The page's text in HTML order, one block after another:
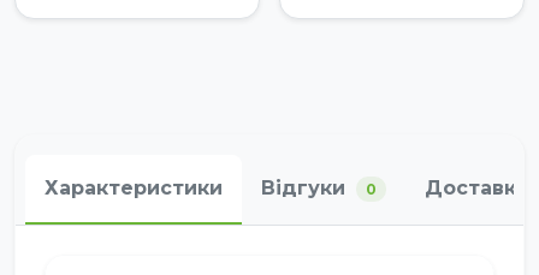
Характеристики Відгуки 0 Доставка